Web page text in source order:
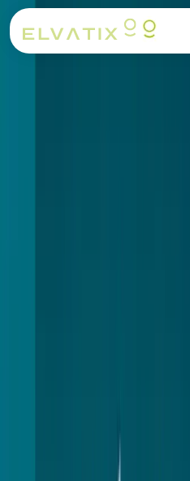
/ LinkedIn outreach voor
3 Part